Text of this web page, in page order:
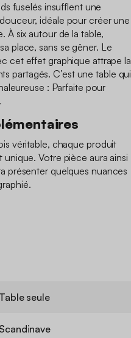
fuselés insufflent une
idéale pour créer une
À six autour de la table,
place, sans se gêner. Le
cet effet graphique attrape la
partagés. C’est une table qui
: Parfaite pour
véritable, chaque produit
Votre pièce aura ainsi
présenter quelques nuances
Table seule
Scandinave